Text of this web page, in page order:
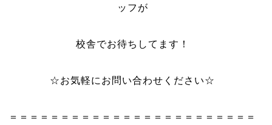
ッフが
校舎でお待ちしてます！
☆お気軽にお問い合わせください☆
＝＝＝＝＝＝＝＝＝＝＝＝＝＝＝＝＝＝＝＝＝＝＝＝